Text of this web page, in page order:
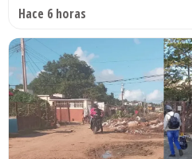
Hace 6 horas